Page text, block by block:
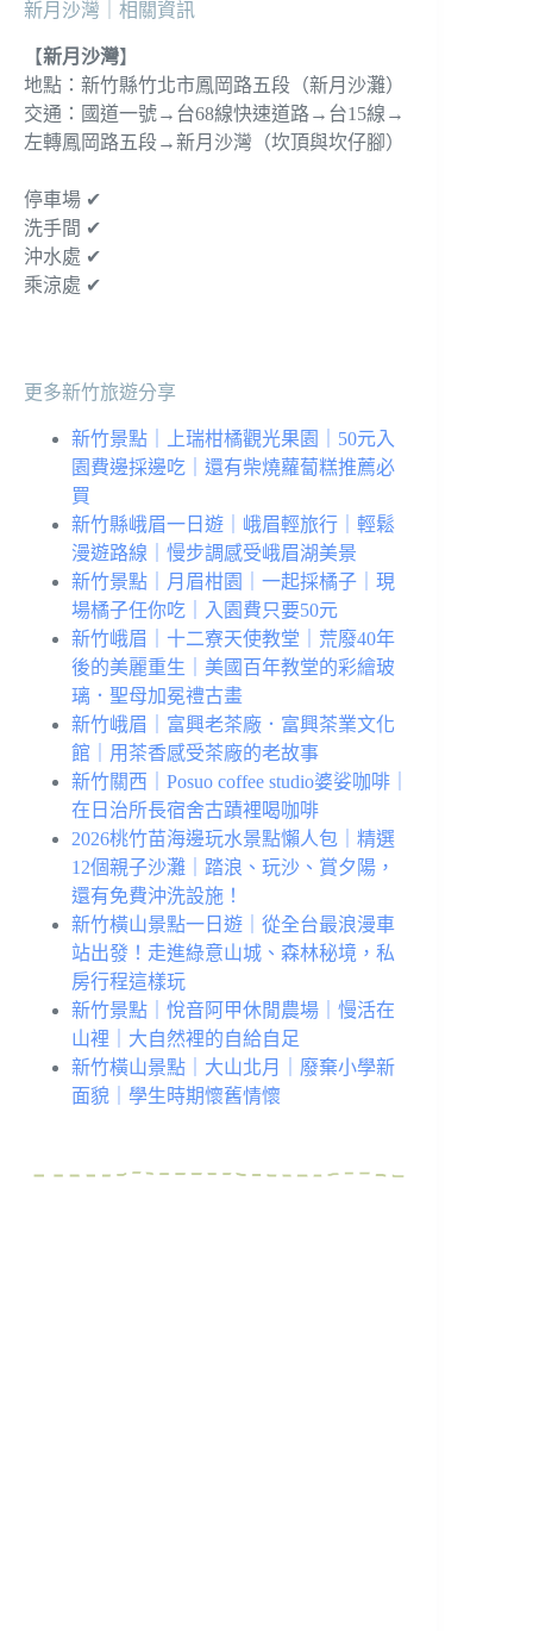
新月沙灣｜相關資訊
【新月沙灣】
地點：新竹縣竹北市鳳岡路五段（新月沙灘）
交通：國道一號→台68線快速道路→台15線→
左轉鳳岡路五段→新月沙灣（坎頂與坎仔腳）
停車場 ✔
洗手間 ✔
沖水處 ✔
乘涼處 ✔
更多新竹旅遊分享
新竹景點｜上瑞柑橘觀光果園｜50元入
園費邊採邊吃｜還有柴燒蘿蔔糕推薦必
買
新竹縣峨眉一日遊｜峨眉輕旅行｜輕鬆
漫遊路線｜慢步調感受峨眉湖美景
新竹景點｜月眉柑園｜一起採橘子｜現
場橘子任你吃｜入園費只要50元
新竹峨眉｜十二寮天使教堂｜荒廢40年
後的美麗重生｜美國百年教堂的彩繪玻
璃．聖母加冕禮古畫
新竹峨眉｜富興老茶廠．富興茶業文化
館｜用茶香感受茶廠的老故事
新竹關西｜Posuo coffee studio婆娑咖啡｜
在日治所長宿舍古蹟裡喝咖啡
2026桃竹苗海邊玩水景點懶人包｜精選
12個親子沙灘｜踏浪、玩沙、賞夕陽，
還有免費沖洗設施！
新竹橫山景點一日遊｜從全台最浪漫車
站出發！走進綠意山城、森林秘境，私
房行程這樣玩
新竹景點｜悅音阿甲休閒農場｜慢活在
山裡｜大自然裡的自給自足
新竹橫山景點｜大山北月｜廢棄小學新
面貌｜學生時期懷舊情懷